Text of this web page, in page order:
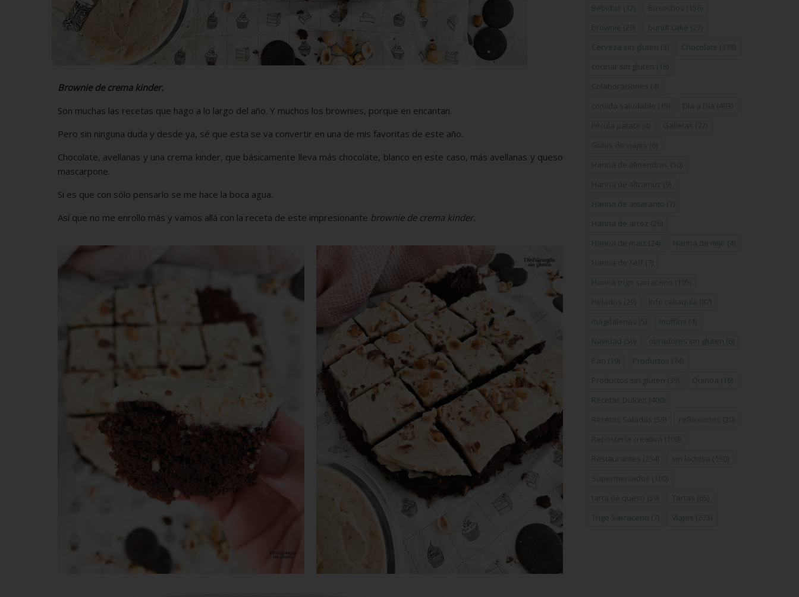
Brownie de crema kinder.
Son muchas las recetas que hago a lo largo del año. Y muchos los brownies, porque en encantan.
Pero sin ninguna duda y desde ya, sé que esta se va convertir en una de mis favoritas de este año.
Chocolate, avellanas y una crema kinder, que básicamente lleva más chocolate, blanco en este caso, más avellanas y queso
mascarpone.
Si es que con sólo pensarlo se me hace la boca agua.
Así que no me enrollo más y vamos allá con la receta de este impresionante brownie de crema kinder.
Bebidas (12) Bizcochos (156)
brownie (29) bundt cake (27)
Cerveza sin gluten (3) Chocolate (178)
cocinar sin gluten (16)
Colaboraciones (4)
comida saludable (15) Día a Día (493)
Fécula patata (4) Galletas (72)
Guías de viajes (6)
Harina de almendras (50)
Harina de altramuz (9)
Harina de amaranto (7)
Harina de arroz (26)
Harina de maiz (24) Harina de mijo (4)
Harina de Teff (7)
Harina trigo sarraceno (105)
Helados (29) Info celiaquía (87)
magdalenas (5) muffins (4)
Navidad (50) obradores sin gluten (6)
Pan (19) Productos (14)
Productos sin gluten (39) Quinoa (16)
Recetas Dulces (400)
Recetas Saladas (59) reflexiones (20)
Repostería creativa (108)
Restaurantes (254) sin lactosa (150)
Supermercados (100)
tarta de queso (59) Tartas (65)
Trigo Sarraceno (7) Viajes (273)